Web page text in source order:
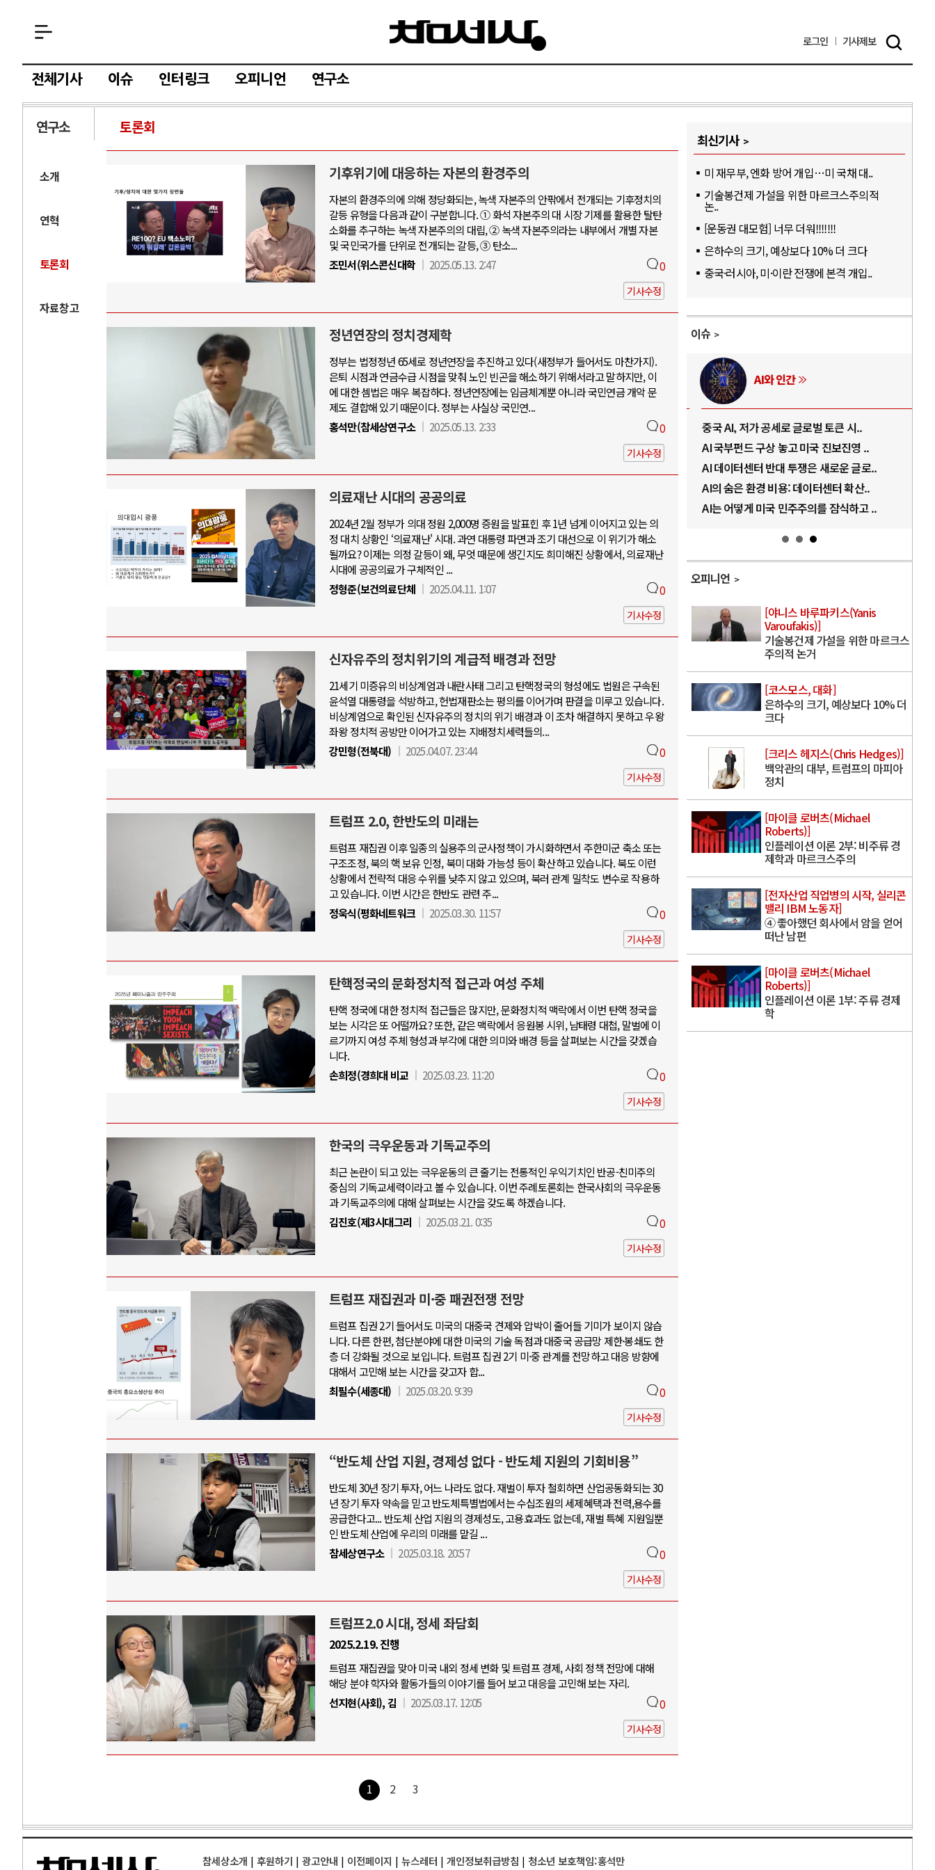
로그인 기사제보
전체기사 이슈 인터링크 오피니언 연구소
연구소 토론회
소개
연혁
토론회
자료창고
기후위기에 대응하는 자본의 환경주의
자본의 환경주의에 의해 정당화되는, 녹색 자본주의 안팎에서 전개되는 기후정치의
갈등 유형을 다음과 같이 구분합니다. ① 화석 자본주의 대 시장 기제를 활용한 탈탄
소화를 추구하는 녹색 자본주의의 대립, ② 녹색 자본주의라는 내부에서 개별 자본
및 국민국가를 단위로 전개되는 갈등, ③ 탄소...
조민서(위스콘신대학
2025.05.13. 2:47 0
기사수정
정년연장의 정치경제학
정부는 법정정년 65세로 정년연장을 추진하고 있다(새정부가 들어서도 마찬가지).
은퇴 시점과 연금수급 시점을 맞춰 노인 빈곤을 해소하기 위해서라고 말하지만, 이
에 대한 셈법은 매우 복잡하다. 정년연장에는 임금체계뿐 아니라 국민연금 개악 문
제도 결합해 있기 때문이다. 정부는 사실상 국민연...
홍석만(참세상연구소
2025.05.13. 2:33 0
기사수정
의료재난 시대의 공공의료
2024년 2월 정부가 의대 정원 2,000명 증원을 발표힌 후 1년 넘게 이어지고 있는 의
정 대치 상황인 ‘의료재난' 시대. 과연 대통령 파면과 조기 대선으로 이 위기가 해소
될까요? 이제는 의정 갈등이 왜, 무엇 때문에 생긴지도 희미해진 상황에서, 의료재난
시대에 공공의료가 구체적인 ...
정형준(보건의료단체
2025.04.11. 1:07 0
기사수정
신자유주의 정치위기의 계급적 배경과 전망
21세기 미증유의 비상계엄과 내란사태 그리고 탄핵정국의 형성에도 법원은 구속된
윤석열 대통령을 석방하고, 헌법재판소는 평의를 이어가며 판결을 미루고 있습니다.
비상계엄으로 확인된 신자유주의 정치의 위기 배경과 이 조차 해결하지 못하고 우왕
좌왕 정치적 공방만 이어가고 있는 지배정치세력들의...
강민형(전북대)
2025.04.07. 23:44 0
기사수정
트럼프 2.0, 한반도의 미래는
트럼프 재집권 이후 일종의 실용주의 군사정책이 가시화하면서 주한미군 축소 또는
구조조정, 북의 핵 보유 인정, 북미 대화 가능성 등이 확산하고 있습니다. 북도 이런
상황에서 전략적 대응 수위를 낮추지 않고 있으며, 북러 관계 밀착도 변수로 작용하
고 있습니다. 이번 시간은 한반도 관련 주...
정욱식(평화네트워크
2025.03.30. 11:57 0
기사수정
탄핵정국의 문화정치적 접근과 여성 주체
탄핵 정국에 대한 정치적 접근들은 많지만, 문화정치적 맥락에서 이번 탄핵 정국을
보는 시각은 또 어떨까요? 또한, 같은 맥락에서 응원봉 시위, 남태령 대첩, 말벌에 이
르기까지 여성 주체 형성과 부각에 대한 의미와 배경 등을 살펴보는 시간을 갖겠습
니다.
손희정(경희대 비교
2025.03.23. 11:20 0
기사수정
한국의 극우운동과 기독교주의
최근 논란이 되고 있는 극우운동의 큰 줄기는 전통적인 우익기치인 반공-친미주의
중심의 기독교세력이라고 볼 수 있습니다. 이번 주례토론회는 한국사회의 극우운동
과 기독교주의에 대해 살펴보는 시간을 갖도록 하겠습니다.
김진호(제3시대그리
2025.03.21. 0:35 0
기사수정
트럼프 재집권과 미·중 패권전쟁 전망
트럼프 집권 2기 들어서도 미국의 대중국 견제와 압박이 줄어들 기미가 보이지 않습
니다. 다른 한편, 첨단분야에 대한 미국의 기술 독점과 대중국 공급망 제한·봉쇄도 한
층 더 강화될 것으로 보입니다. 트럼프 집권 2기 미·중 관계를 전망하고 대응 방향에
대해서 고민해 보는 시간을 갖고자 합...
최필수(세종대)
2025.03.20. 9:39 0
기사수정
“반도체 산업 지원, 경제성 없다 - 반도체 지원의 기회비용”
반도체 30년 장기 투자, 어느 나라도 없다. 재벌이 투자 철회하면 산업공동화되는 30
년 장기 투자 약속을 믿고 반도체특별법에서는 수십조원의 세제혜택과 전력,용수를
공급한다고... 반도체 산업 지원의 경제성도, 고용효과도 없는데, 재벌 특혜 지원일뿐
인 반도체 산업에 우리의 미래를 맡길 ...
참세상연구소
2025.03.18. 20:57 0
기사수정
트럼프2.0 시대, 정세 좌담회
2025.2.19. 진행
트럼프 재집권을 맞아 미국 내외 정세 변화 및 트럼프 경제, 사회 정책 전망에 대해
해당 분야 학자와 활동가들의 이야기를 들어 보고 대응을 고민해 보는 자리.
선지현(사회), 김
2025.03.17. 12:05 0
기사수정
1 2 3
최신기사
미 재무부, 엔화 방어 개입…미 국채 대..
기술봉건제 가설을 위한 마르크스주의적
논..
[운동권 대모험] 너무 더워!!!!!!!
은하수의 크기, 예상보다 10% 더 크다
중국·러시아, 미·이란 전쟁에 본격 개입..
이슈
중국 AI, 저가 공세로 글로벌 토큰 시..
AI 국부펀드 구상 놓고 미국 진보진영 ..
러시아-우크라이나 전쟁
전쟁의 추상화: 우크라이나, 대리전의 역..
EU·우크라이나 드론 협력 직후, 러시아..
우크라이나, 덴마크, 에스토니아, 네덜란..
러·우크라, 대규모 공습 주고받아…민간 ..
중동 위기
호르무즈 갈등 격화, 트럼프 정치·경제 ..
호르무즈 해협 통행료를 철회한 트럼프
이란, 호르무즈 해협 봉쇄 선택한 배경
AI와 인간
중국 AI, 저가 공세로 글로벌 토큰 시..
AI 국부펀드 구상 놓고 미국 진보진영 ..
AI 데이터센터 반대 투쟁은 새로운 글로..
AI의 숨은 환경 비용: 데이터센터 확산..
AI는 어떻게 미국 민주주의를 잠식하고 ..
오피니언
[야니스 바루파키스(Yanis
Varoufakis)]
기술봉건제 가설을 위한 마르크스
주의적 논거
[코스모스, 대화]
은하수의 크기, 예상보다 10% 더
크다
[크리스 헤지스(Chris Hedges)]
백악관의 대부, 트럼프의 마피아
정치
[마이클 로버츠(Michael
Roberts)]
인플레이션 이론 2부: 비주류 경
제학과 마르크스주의
[전자산업 직업병의 시작, 실리콘
밸리 IBM 노동자]
④ 좋아했던 회사에서 암을 얻어
떠난 남편
[마이클 로버츠(Michael
Roberts)]
인플레이션 이론 1부: 주류 경제
학
참세상소개 | 후원하기 | 광고안내 | 이전페이지 | 뉴스레터 | 개인정보취급방침 | 청소년 보호책임:홍석만